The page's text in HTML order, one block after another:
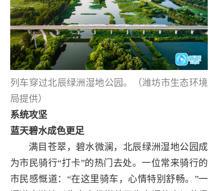
列车穿过北辰绿洲湿地公园。（潍坊市生态环境
局提供）
系统攻坚
蓝天碧水成色更足
满目苍翠，碧水微澜，北辰绿洲湿地公园成
为市民骑行“打卡”的热门去处。一位常来骑行的
市民感慨道：“在这里骑车，心情特别舒畅。”一